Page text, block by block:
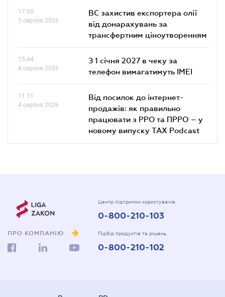
17.00
5 серпня 2026
ВС захистив експортера олії
від донарахувань за
трансфертним ціноутворенням
15.44
4 серпня 2026
З 1 січня 2027 в чеку за
телефон вимагатимуть IMEI
11.11
4 серпня 2026
Від посилок до інтернет-
продажів: як правильно
працювати з РРО та ПРРО – у
новому випуску TAX Podcast
ПРО КОМПАНІЮ
Центр підтримки користувачів
0-800-210-103
Підбір продуктів та рішень
0-800-210-102